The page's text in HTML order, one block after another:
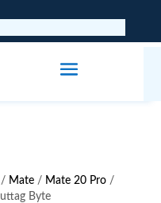
/ Mate / Mate 20 Pro /
Byte